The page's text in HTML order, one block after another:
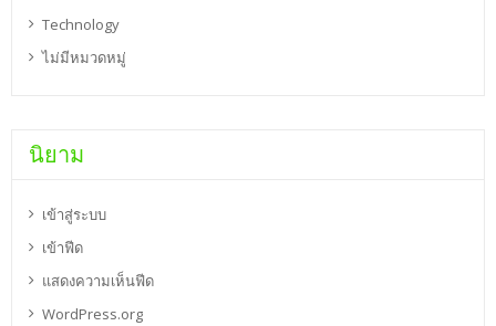
Technology
ไม่มีหมวดหมู่
นิยาม
เข้าสู่ระบบ
เข้าฟีด
แสดงความเห็นฟีด
WordPress.org